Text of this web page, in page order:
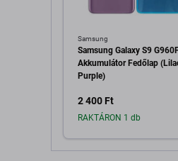
Samsung
Samsung Galaxy S9
Akkumulátor Fedőlap
Purple)
2 400 Ft
RAKTÁRON 1 db